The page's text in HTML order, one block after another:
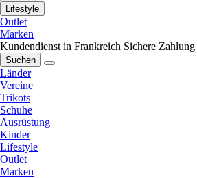
Lifestyle
Outlet
Marken
Kundendienst in Frankreich Sichere Zahlung
Suchen
Länder
Vereine
Trikots
Schuhe
Ausrüstung
Kinder
Lifestyle
Outlet
Marken